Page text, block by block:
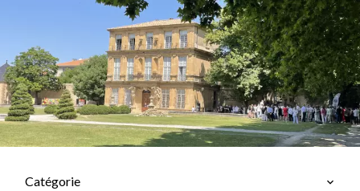
Catégorie